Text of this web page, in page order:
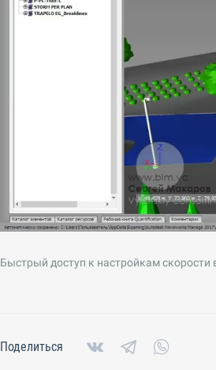
Быстрый доступ к настройкам
Поделиться